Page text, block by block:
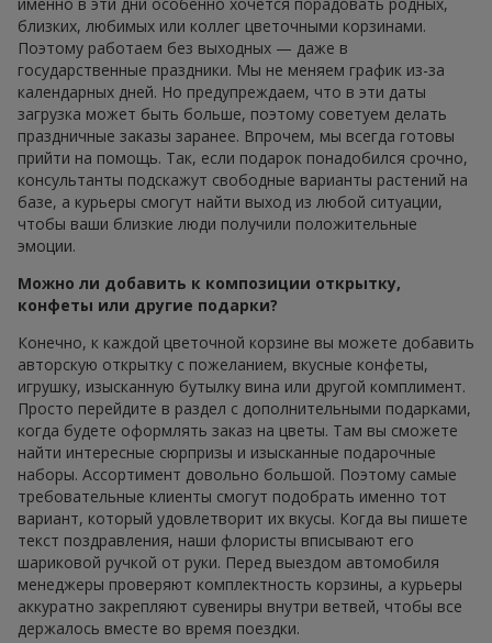
близких, любимых или коллег цветочными корзинами.
Поэтому работаем без выходных — даже в
государственные праздники. Мы не меняем график из-за
календарных дней. Но предупреждаем, что в эти даты
загрузка может быть больше, поэтому советуем делать
праздничные заказы заранее. Впрочем, мы всегда готовы
прийти на помощь. Так, если подарок понадобился срочно,
консультанты подскажут свободные варианты растений на
базе, а курьеры смогут найти выход из любой ситуации,
чтобы ваши близкие люди получили положительные
эмоции.
Можно ли добавить к композиции открытку,
конфеты или другие подарки?
Конечно, к каждой цветочной корзине вы можете добавить
авторскую открытку с пожеланием, вкусные конфеты,
игрушку, изысканную бутылку вина или другой комплимент.
Просто перейдите в раздел с дополнительными подарками,
когда будете оформлять заказ на цветы. Там вы сможете
найти интересные сюрпризы и изысканные подарочные
наборы. Ассортимент довольно большой. Поэтому самые
требовательные клиенты смогут подобрать именно тот
вариант, который удовлетворит их вкусы. Когда вы пишете
текст поздравления, наши флористы вписывают его
шариковой ручкой от руки. Перед выездом автомобиля
менеджеры проверяют комплектность корзины, а курьеры
аккуратно закрепляют сувениры внутри ветвей, чтобы все
держалось вместе во время поездки.